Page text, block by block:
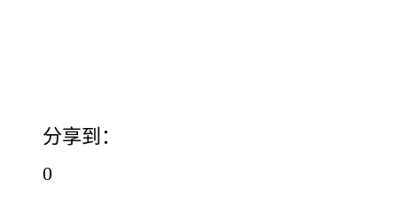
分享到：
0